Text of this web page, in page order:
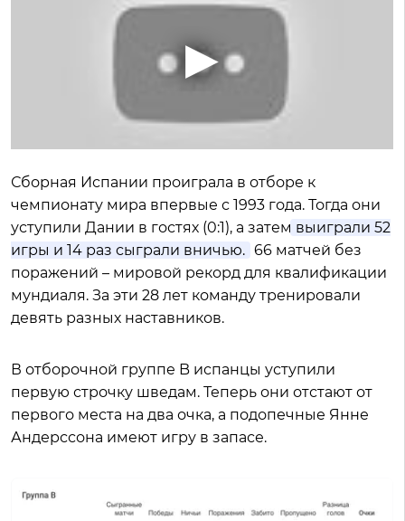
Сборная Испании проиграла в отборе к
чемпионату мира впервые с 1993 года. Тогда они
уступили Дании в гостях (0:1), а затем выиграли 52
игры и 14 раз сыграли вничью. 66 матчей без
поражений – мировой рекорд для квалификации
мундиаля. За эти 28 лет команду тренировали
девять разных наставников.
В отборочной группе B испанцы уступили
первую строчку шведам. Теперь они отстают от
первого места на два очка, а подопечные Янне
Андерссона имеют игру в запасе.